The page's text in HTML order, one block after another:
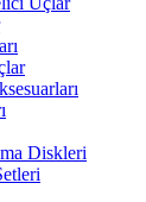
Diskleri